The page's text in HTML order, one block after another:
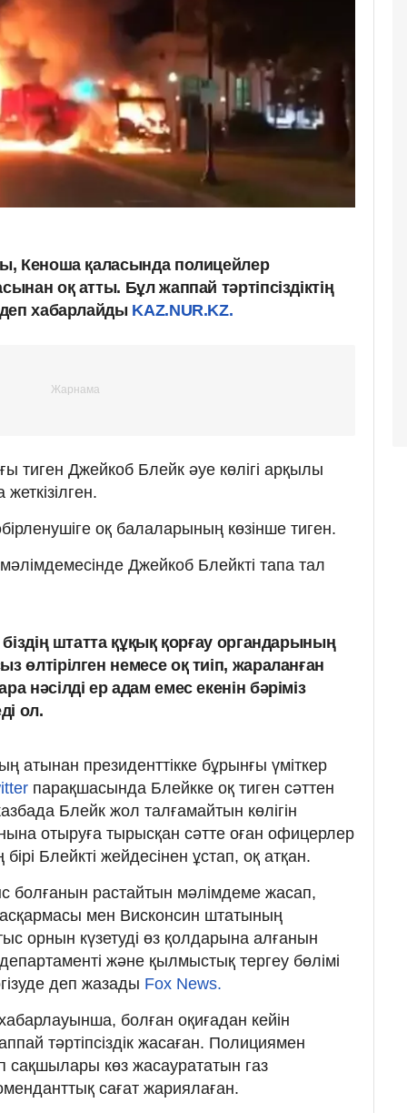
Кеноша қаласында полицейлер
оқ атты. Бұл жаппай тәртіпсіздіктің
хабарлайды KAZ.NUR.KZ.
тиген Джейкоб Блейк әуе көлігі арқылы
оқ балаларының көзінше тиген.
Джейкоб Блейкті тапа тал
біздің штатта құқық қорғау органдарының
өлтірілген немесе оқ тиіп, жараланған
нәсілді ер адам емес екенін бәріміз
ол.
атынан президенттікке бұрынғы үміткер
парақшасында Блейкке оқ тиген сәттен
Блейк жол талғамайтын көлігін
отыруға тырысқан сәтте оған офицерлер
Блейкті жейдесінен ұстап, оқ атқан.
болғанын растайтын мәлімдеме жасап,
мен Висконсин штатының
орнын күзетуді өз қолдарына алғанын
және қылмыстық тергеу бөлімі
деп жазады Fox News.
болған оқиғадан кейін
тәртіпсіздік жасаған. Полициямен
сақшылары көз жасаурататын газ
сағат жариялаған.